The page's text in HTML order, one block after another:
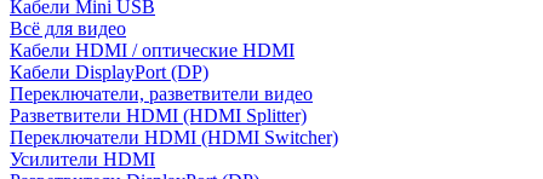
Кабели Mini USB
Всё для видео
Кабели HDMI / оптические HDMI
Кабели DisplayPort (DP)
Переключатели, разветвители видео
Разветвители HDMI (HDMI Splitter)
Переключатели HDMI (HDMI Switcher)
Усилители HDMI